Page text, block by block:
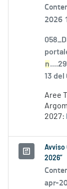
2026
n
13
Aree
2027:
Avviso
2026”
apr-